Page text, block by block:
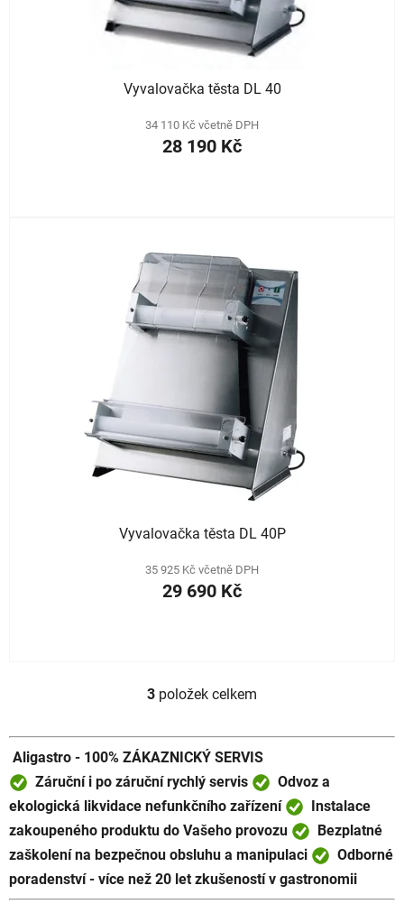
Vyvalovačka těsta DL 40
34 110 Kč včetně DPH
28 190 Kč
Vyvalovačka těsta DL 40P
35 925 Kč včetně DPH
29 690 Kč
O
l
á
d
a
c
í
p
r
v
3 položek celkem
Aligastro - 100% ZÁKAZNICKÝ SERVIS
Záruční i po záruční rychlý servis
Odvoz a
ekologická likvidace nefunkčního zařízení
Instalace
zakoupeného produktu do Vašeho provozu
Bezplatné
zaškolení na bezpečnou obsluhu a manipulaci
Odborné
poradenství - více než 20 let zkušeností v gastronomii